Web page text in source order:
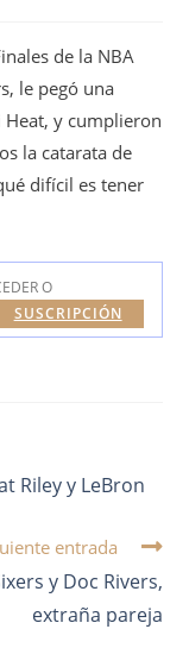
de la NBA
le pegó una
y cumplieron
la catarata de
difícil es tener
O
SUSCRIPCIÓN
Riley y LeBron
entrada
y Doc Rivers,
extraña pareja